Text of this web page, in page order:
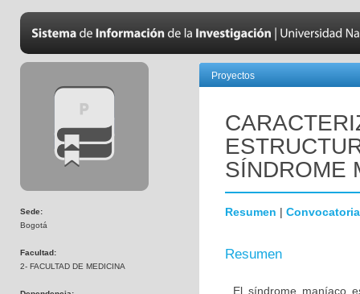
Sede:
Bogotá
Facultad:
2- FACULTAD DE MEDICINA
Proyectos
SÍNDROME
Resumen | Convocatoria
Resumen
El síndrome maníaco